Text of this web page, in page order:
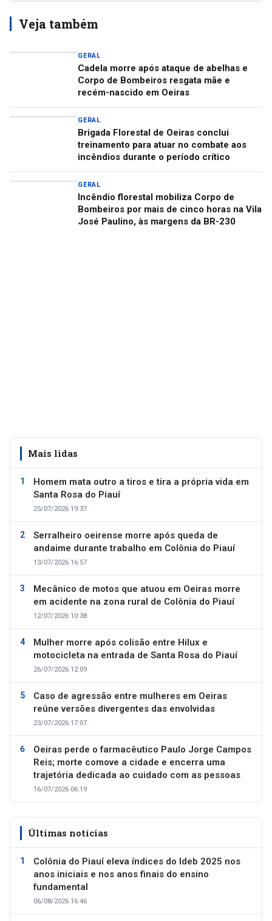
Veja também
GERAL
Cadela morre após ataque de abelhas e
Corpo de Bombeiros resgata mãe e
recém-nascido em Oeiras
GERAL
Brigada Florestal de Oeiras conclui
treinamento para atuar no combate aos
incêndios durante o período crítico
GERAL
Incêndio florestal mobiliza Corpo de
Bombeiros por mais de cinco horas na Vila
José Paulino, às margens da BR-230
Mais lidas
Homem mata outro a tiros e tira a própria vida em
Santa Rosa do Piauí
25/07/2026 19:37
Serralheiro oeirense morre após queda de
andaime durante trabalho em Colônia do Piauí
13/07/2026 16:57
Mecânico de motos que atuou em Oeiras morre
em acidente na zona rural de Colônia do Piauí
12/07/2026 10:38
Mulher morre após colisão entre Hilux e
motocicleta na entrada de Santa Rosa do Piauí
26/07/2026 12:09
Caso de agressão entre mulheres em Oeiras
reúne versões divergentes das envolvidas
23/07/2026 17:07
Oeiras perde o farmacêutico Paulo Jorge Campos
Reis; morte comove a cidade e encerra uma
trajetória dedicada ao cuidado com as pessoas
16/07/2026 06:19
Últimas notícias
Colônia do Piauí eleva índices do Ideb 2025 nos
anos iniciais e nos anos finais do ensino
fundamental
06/08/2026 16:46